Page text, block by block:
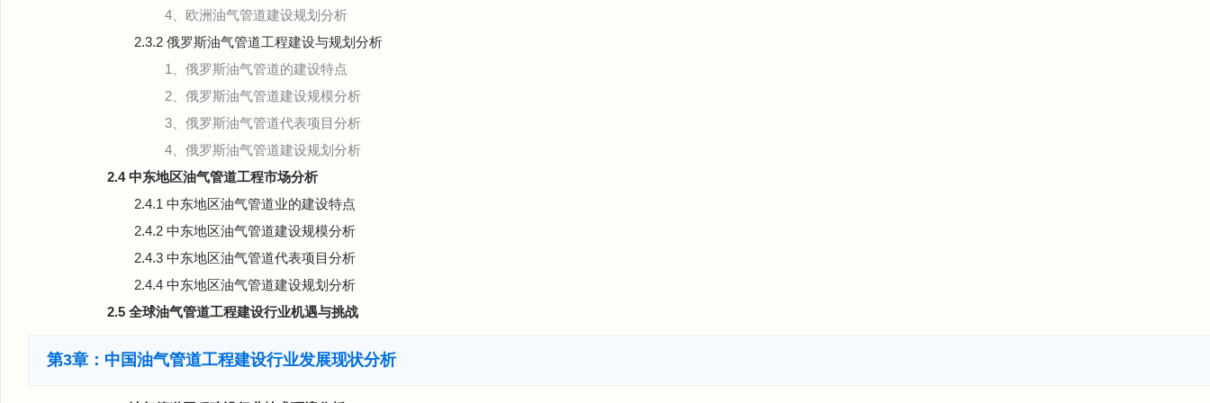
4、欧洲油气管道建设规划分析
2.3.2 俄罗斯油气管道工程建设与规划分析
1、俄罗斯油气管道的建设特点
2、俄罗斯油气管道建设规模分析
3、俄罗斯油气管道代表项目分析
4、俄罗斯油气管道建设规划分析
2.4 中东地区油气管道工程市场分析
2.4.1 中东地区油气管道业的建设特点
2.4.2 中东地区油气管道建设规模分析
2.4.3 中东地区油气管道代表项目分析
2.4.4 中东地区油气管道建设规划分析
2.5 全球油气管道工程建设行业机遇与挑战
第3章：中国油气管道工程建设行业发展现状分析